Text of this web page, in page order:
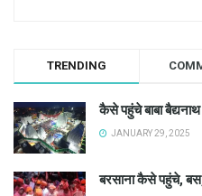
TRENDING
कैसे पहुंचे बाबा
JANUARY 29, 2025
बरसाना कैसे पहुंचे,